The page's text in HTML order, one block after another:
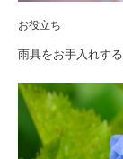
お役立ち
雨具をお手入れす